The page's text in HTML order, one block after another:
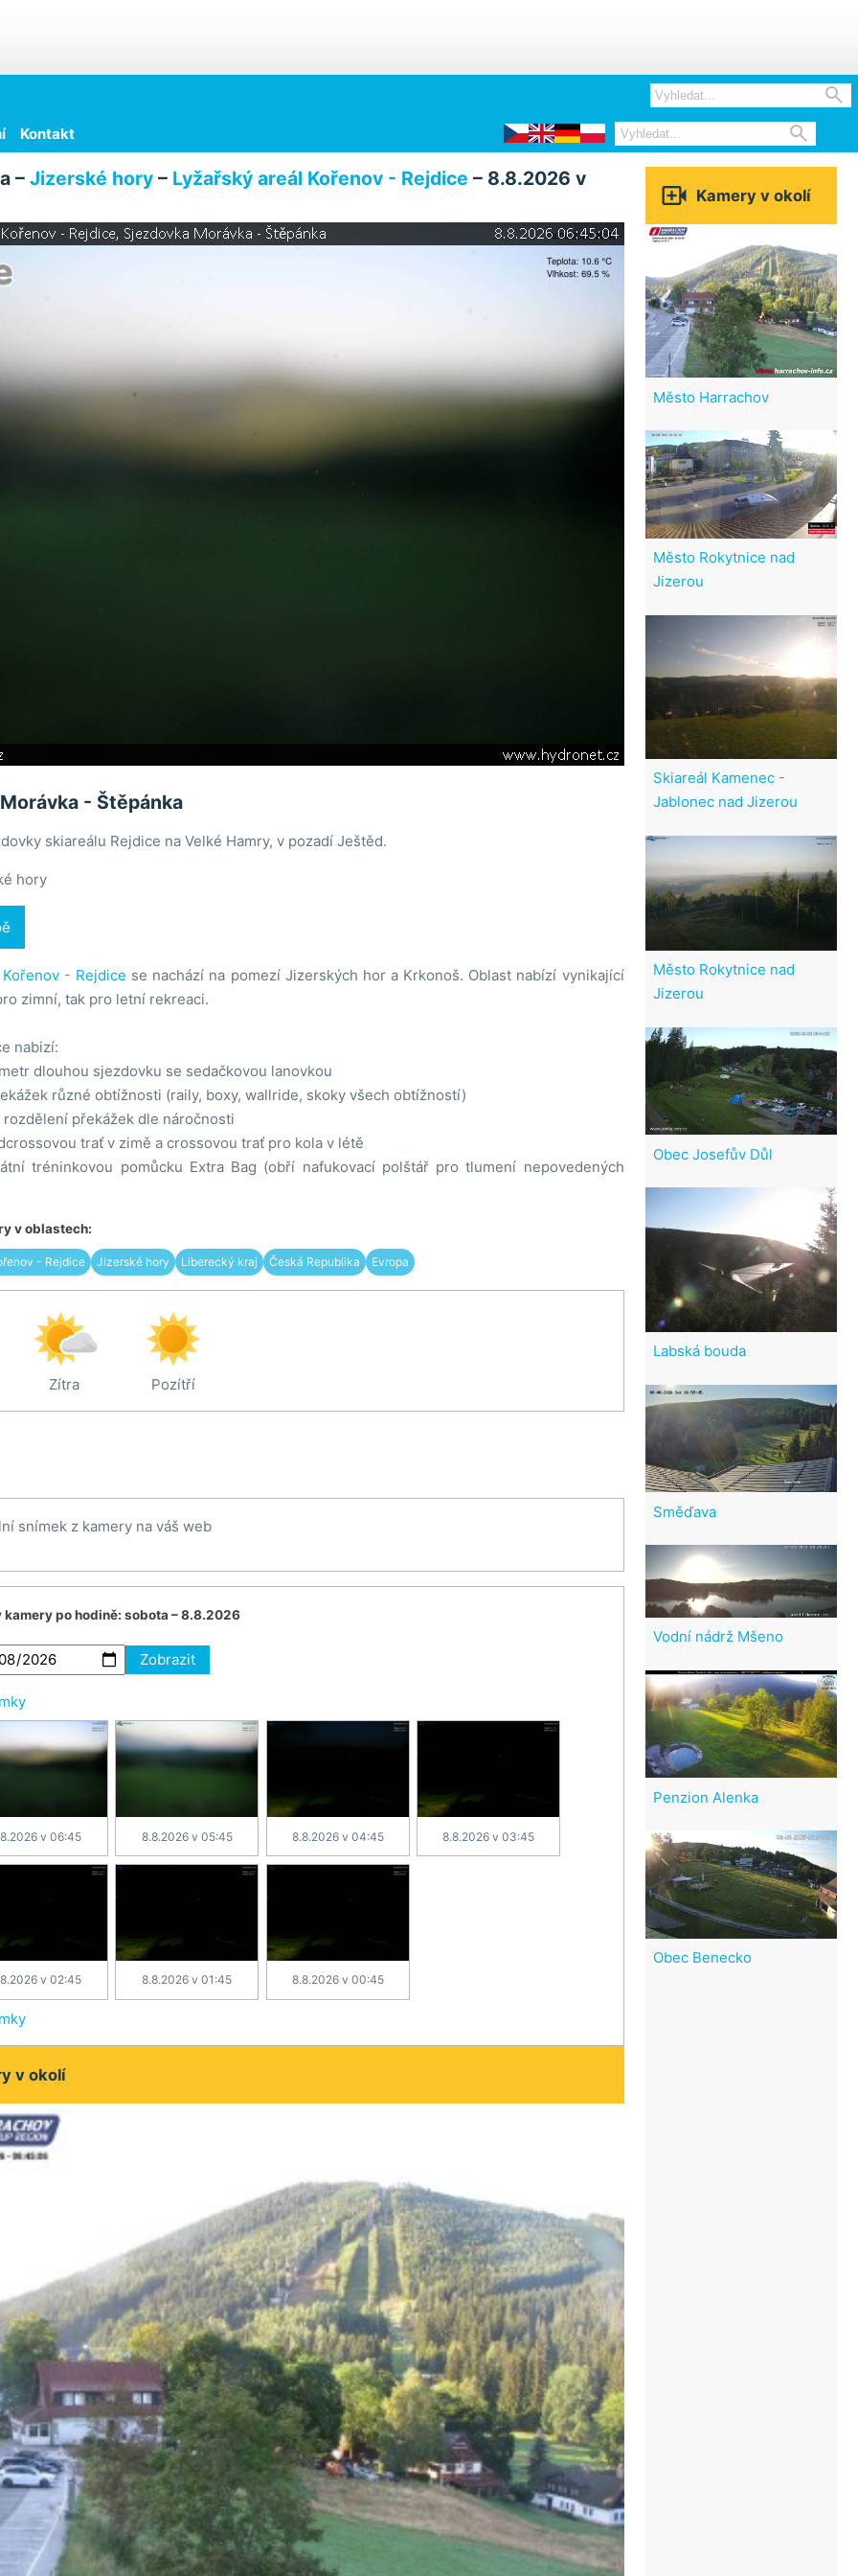

Kontakt 
– Jizerské hory– Lyžařský areál Kořenov - Rejdice – 8.8.2026 v
- Štěpánka
skiareálu Rejdice na Velké Hamry, v pozadí Ještěd.
hory
- Rejdice se nachází na pomezí Jizerských hor a Krkonoš. Oblast nabízí vynikající
zimní, tak pro letní rekreaci.
nabizí:
dlouhou sjezdovku se sedačkovou lanovkou
různé obtížnosti (raily, boxy, wallride, skoky všech obtížností)
překážek dle náročnosti
trať v zimě a crossovou trať pro kola v létě
tréninkovou pomůcku Extra Bag (obří nafukovací polštář pro tlumení nepovedených
v oblastech:
- Rejdice Jizerské hory Liberecký kraj Česká Republika Evropa
Zítra Pozítří
snímek z kamery na váš web
kamery po hodině: sobota – 8.8.2026
Zobrazit
v 06:45 8.8.2026 v 05:45 8.8.2026 v 04:45 8.8.2026 v 03:45
v 02:45 8.8.2026 v 01:45 8.8.2026 v 00:45
v okolí
 Kamery v okolí
Město Harrachov
Město Rokytnice nad
Jizerou
Skiareál Kamenec -
Jablonec nad Jizerou
Město Rokytnice nad
Jizerou
Obec Josefův Důl
Labská bouda
Směďava
Vodní nádrž Mšeno
Penzion Alenka
Obec Benecko